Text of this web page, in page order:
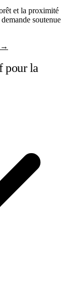
et la proximité
soutenue
→
pour la